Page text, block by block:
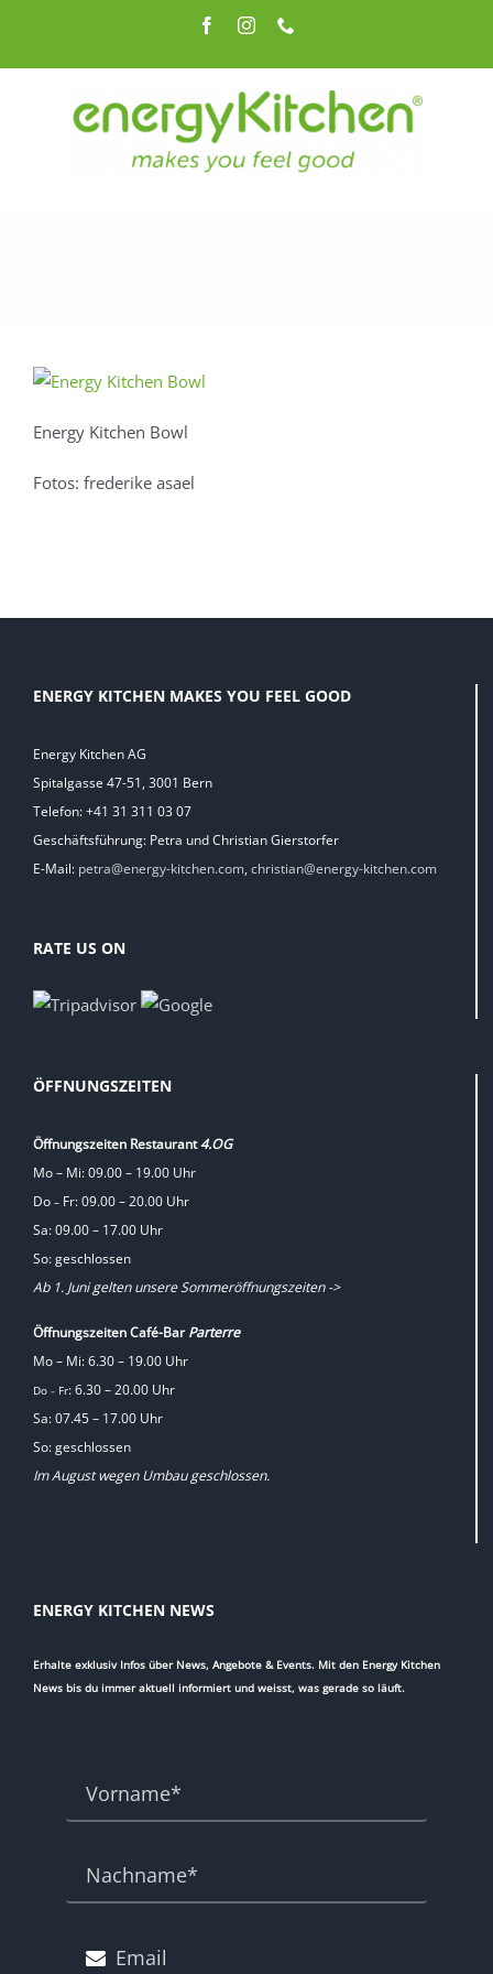
springen
FacebookInstagram
Energy Kitchen Bowl
Fotos: frederike asael
ENERGY KITCHEN MAKES YOU FEEL GOOD
Energy Kitchen AG
Spitalgasse 47-51, 3001 Bern
Telefon: +41 31 311 03 07
Geschäftsführung: Petra und Christian Gierstorfer
E-Mail: petra@energy-kitchen.com, christian@energy-kitchen.com
RATE US ON
ÖFFNUNGSZEITEN
Öffnungszeiten Restaurant4.OG
Mo – Mi: 09.00 – 19.00 Uhr
Do – Fr: 09.00 – 20.00 Uhr
Sa: 09.00 – 17.00 Uhr
So: geschlossen
Ab 1. Juni gelten unsere Sommeröffnungszeiten ->
Öffnungszeiten Café-BarParterre
Mo – Mi: 6.30 – 19.00 Uhr
Do – Fr: 6.30 – 20.00 Uhr
Sa: 07.45 – 17.00 Uhr
So: geschlossen
Im August wegen Umbau geschlossen.
ENERGY KITCHEN NEWS
Erhalte exklusiv Infos über News, Angebote & Events. Mit den Energy Kitchen
News bis du immer aktuell informiert und weisst, was gerade so läuft.